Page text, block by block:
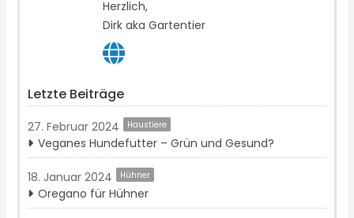
Herzlich,
Dirk aka Gartentier
Letzte Beiträge
27. Februar 2024 Haustiere
Veganes Hundefutter – Grün und Gesund?
18. Januar 2024 Hühner
Oregano für Hühner